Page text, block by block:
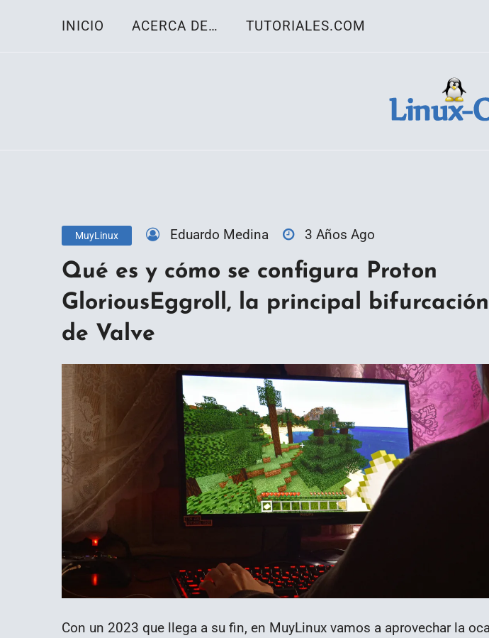
INICIO ACERCA DE… TUTORIALES.COM
MuyLinux Eduardo Medina 3 Años Ago
Qué es y cómo se configura Proton
GloriousEggroll, la principal
de Valve
Con un 2023 que llega a su fin, en MuyLinux vamos a aprovechar la